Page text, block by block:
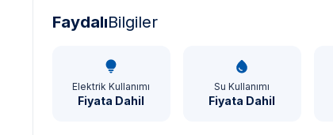
FaydalıBilgiler
Elektrik Kullanımı
Fiyata Dahil
Su Kullanımı
Fiyata Dahil